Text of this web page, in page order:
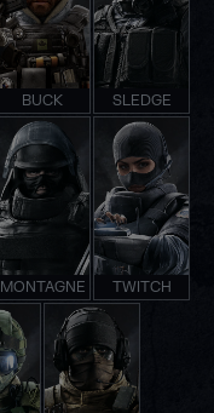
BUCK SLEDGE
MONTAGNE TWITCH